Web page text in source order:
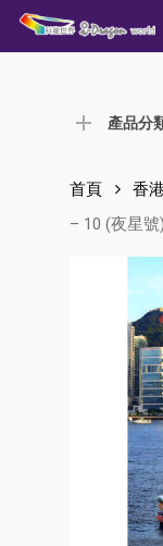
Skip
to
產品分
首頁 香
– 10 (夜星號)